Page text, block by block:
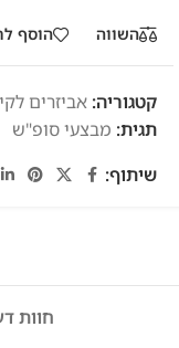
השווה הוסף
קטגוריה: אביזרים
תגית: מבצעי סופ"ש
שיתוף:
חוות